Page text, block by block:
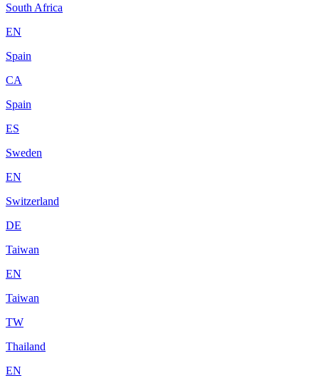
South Africa
EN
Spain
CA
Spain
ES
Sweden
EN
Switzerland
DE
Taiwan
EN
Taiwan
TW
Thailand
EN